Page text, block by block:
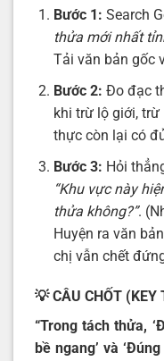
Bước 1: Search
thửa mới nhất
Tải văn bản gốc
Bước 2: Đo đạc
khi trừ lộ giới,
thực còn lại có
Bước 3: Hỏi
“Khu vực này
thửa không?”.
Huyện ra văn
chị vẫn chết
💡CÂU CHỐT (KEY
“Trong tách thửa,
bề ngang’ và